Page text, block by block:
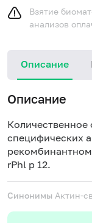
Взятие
анализов
Описание
Описание
Количественное
специфических
rPhl p 12.
Синонимы Актин-